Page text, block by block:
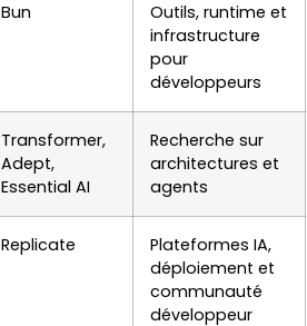
Bun
Outils, runtime et
infrastructure
pour
développeurs
Transformer,
Adept,
Essential AI
Recherche sur
architectures et
agents
Replicate
Plateformes IA,
déploiement et
communauté
développeur